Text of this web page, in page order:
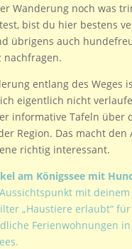
Wanderung noch was
bist du hier bestens
übrigens auch
nachfragen.
entlang des Weges
eigentlich nicht
informative Tafeln über
Region. Das macht den
richtig interessant.
am Königssee mit
mit deinem
„Haustiere erlaubt“ für
Ferienwohnungen